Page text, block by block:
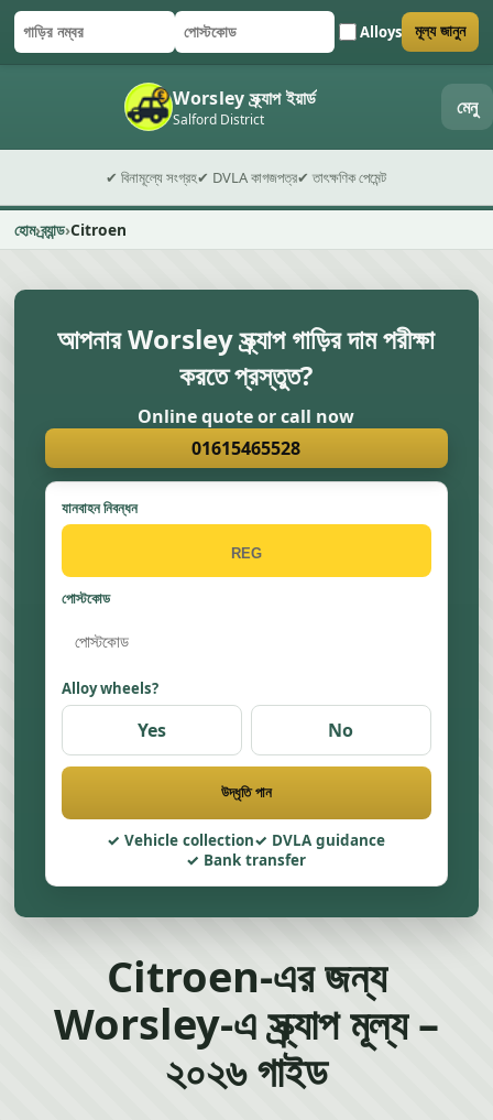
গাড়ির নম্বর
পোস্টকোড Alloys
ফর্ম জমা দিন মূল্য জানুন
Worsley স্ক্র্যাপ ইয়ার্ড
Salford District মেনু
✔ বিনামূল্যে সংগ্রহ✔ DVLA কাগজপত্র✔ তাৎক্ষণিক পেমেন্ট
হোম ব্র্যান্ড Citroen
আপনার Worsley স্ক্র্যাপ গাড়ির দাম পরীক্ষা
করতে প্রস্তুত?
Online quote or call now
01615465528
যানবাহন নিবন্ধন
পোস্টকোড
Alloy wheels?
Yes No
উদ্ধৃতি পান
Vehicle collection
DVLA guidance
Bank transfer
Citroen-এর জন্য
Worsley-এ স্ক্র্যাপ মূল্য –
২০২৬ গাইড